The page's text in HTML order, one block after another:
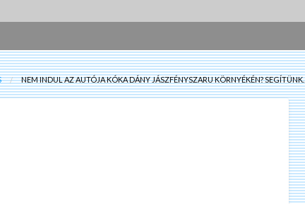
NEM INDUL AZ AUTÓJA KÓKA DÁNY JÁSZFÉNYSZARU KÖRNYÉKÉN? SEGÍTÜNK.